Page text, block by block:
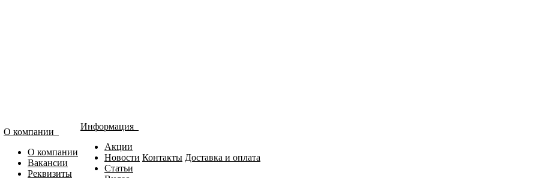
О компании
О компании
Вакансии
Реквизиты
Информация
Акции
Новости
Статьи
Контакты Доставка и оплата